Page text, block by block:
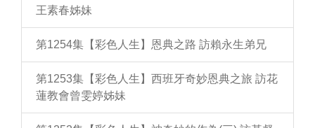
王素春姊妹
第1254集【彩色人生】恩典之路 訪賴永生弟兄
第1253集【彩色人生】西班牙奇妙恩典之旅 訪花
蓮教會曾雯婷姊妹